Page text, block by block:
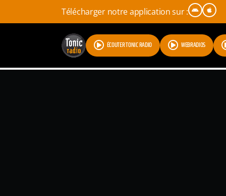
Télécharger notre application sur :
ÉCOUTER TONIC RADIO WEBRADIOS